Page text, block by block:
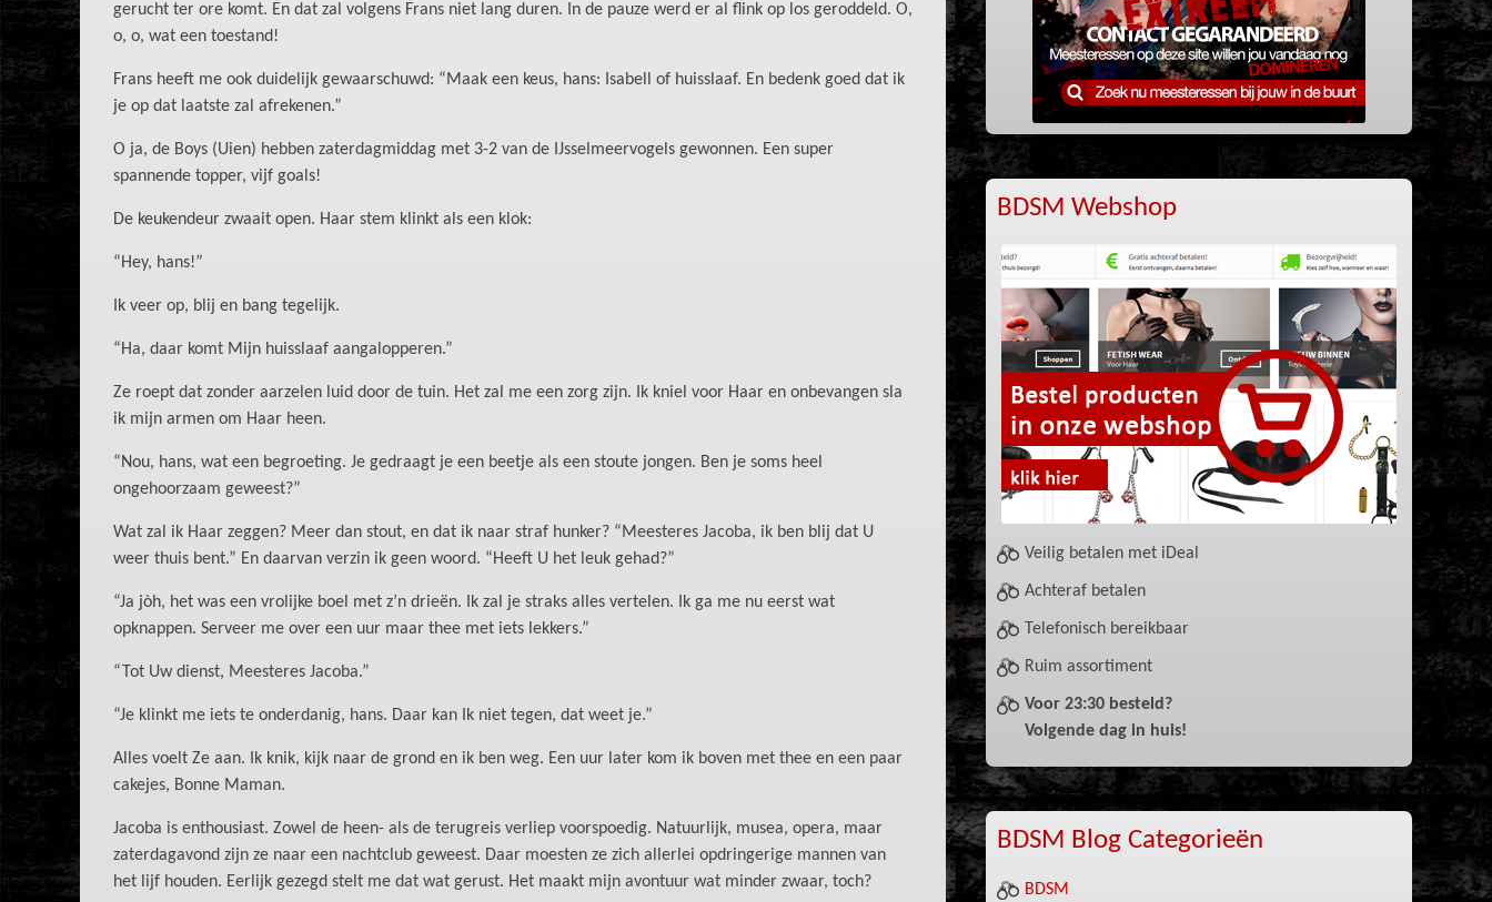
gerucht ter ore komt. En dat zal volgens Frans niet lang duren. In de pauze werd er al flink op los geroddeld. O,
o, o, wat een toestand!
Frans heeft me ook duidelijk gewaarschuwd: “Maak een keus, hans: Isabell of huisslaaf. En bedenk goed dat ik
je op dat laatste zal afrekenen.”
O ja, de Boys (Uien) hebben zaterdagmiddag met 3-2 van de IJsselmeervogels gewonnen. Een super
spannende topper, vijf goals!
De keukendeur zwaait open. Haar stem klinkt als een klok:
“Hey, hans!”
Ik veer op, blij en bang tegelijk.
“Ha, daar komt Mijn huisslaaf aangalopperen.”
Ze roept dat zonder aarzelen luid door de tuin. Het zal me een zorg zijn. Ik kniel voor Haar en onbevangen sla
ik mijn armen om Haar heen.
“Nou, hans, wat een begroeting. Je gedraagt je een beetje als een stoute jongen. Ben je soms heel
ongehoorzaam geweest?”
Wat zal ik Haar zeggen? Meer dan stout, en dat ik naar straf hunker? “Meesteres Jacoba, ik ben blij dat U
weer thuis bent.” En daarvan verzin ik geen woord. “Heeft U het leuk gehad?”
“Ja jòh, het was een vrolijke boel met z’n drieën. Ik zal je straks alles vertelen. Ik ga me nu eerst wat
opknappen. Serveer me over een uur maar thee met iets lekkers.”
“Tot Uw dienst, Meesteres Jacoba.”
“Je klinkt me iets te onderdanig, hans. Daar kan Ik niet tegen, dat weet je.”
Alles voelt Ze aan. Ik knik, kijk naar de grond en ik ben weg. Een uur later kom ik boven met thee en een paar
cakejes, Bonne Maman.
Jacoba is enthousiast. Zowel de heen- als de terugreis verliep voorspoedig. Natuurlijk, musea, opera, maar
zaterdagavond zijn ze naar een nachtclub geweest. Daar moesten ze zich allerlei opdringerige mannen van
het lijf houden. Eerlijk gezegd stelt me dat wat gerust. Het maakt mijn avontuur wat minder zwaar, toch?
BDSM Webshop
Veilig betalen met iDeal
Achteraf betalen
Telefonisch bereikbaar
Ruim assortiment
Voor 23:30 besteld?
Volgende dag in huis!
BDSM Blog Categorieën
BDSM